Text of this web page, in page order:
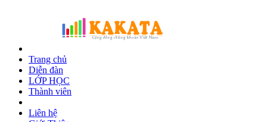
Trang chủ
Diễn đàn
LỚP HỌC
Thành viên
Liên hệ